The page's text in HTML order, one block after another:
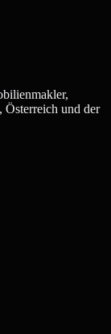
Österreich und der